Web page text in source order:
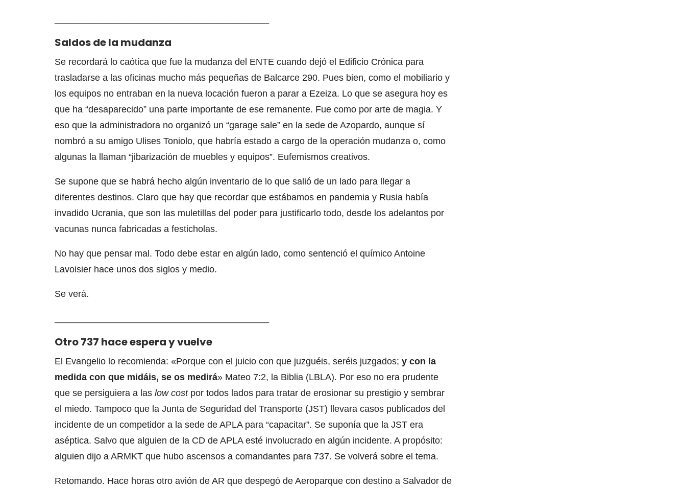
Saldos de la mudanza
Se recordará lo caótica que fue la mudanza del ENTE cuando dejó el Edificio Crónica para
trasladarse a las oficinas mucho más pequeñas de Balcarce 290. Pues bien, como el mobiliario y
los equipos no entraban en la nueva locación fueron a parar a Ezeiza. Lo que se asegura hoy es
que ha “desaparecido” una parte importante de ese remanente. Fue como por arte de magia. Y
eso que la administradora no organizó un “garage sale” en la sede de Azopardo, aunque sí
nombró a su amigo Ulises Toniolo, que habría estado a cargo de la operación mudanza o, como
algunas la llaman “jibarización de muebles y equipos”. Eufemismos creativos.
Se supone que se habrá hecho algún inventario de lo que salió de un lado para llegar a
diferentes destinos. Claro que hay que recordar que estábamos en pandemia y Rusia había
invadido Ucrania, que son las muletillas del poder para justificarlo todo, desde los adelantos por
vacunas nunca fabricadas a festicholas.
No hay que pensar mal. Todo debe estar en algún lado, como sentenció el químico Antoine
Lavoisier hace unos dos siglos y medio.
Se verá.
Otro 737 hace espera y vuelve
El Evangelio lo recomienda: «Porque con el juicio con que juzguéis, seréis juzgados; y con la
medida con que midáis, se os medirá» Mateo 7:2, la Biblia (LBLA). Por eso no era prudente
que se persiguiera a las low costpor todos lados para tratar de erosionar su prestigio y sembrar
el miedo. Tampoco que la Junta de Seguridad del Transporte (JST) llevara casos publicados del
incidente de un competidor a la sede de APLA para “capacitar”. Se suponía que la JST era
aséptica. Salvo que alguien de la CD de APLA esté involucrado en algún incidente. A propósito:
alguien dijo a ARMKT que hubo ascensos a comandantes para 737. Se volverá sobre el tema.
Retomando. Hace horas otro avión de AR que despegó de Aeroparque con destino a Salvador de